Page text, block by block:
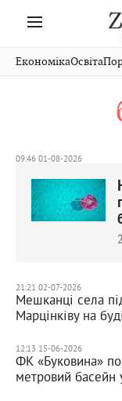
Івано-
Франківськ
Рівне
ЕкономікаОсвіта
09:46 01-08-2026
21:21 02-07-2026
Мешканці села
Марцінківу на
12:13 15-06-2026
ФК «Буковина»
метровий басейн